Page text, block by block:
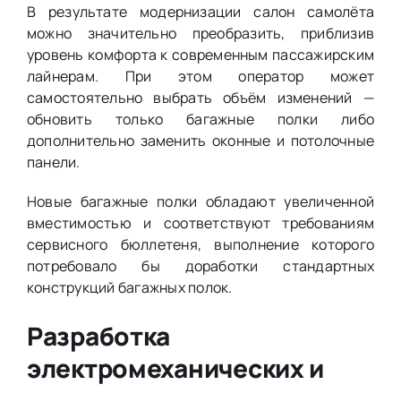
В результате модернизации салон самолёта
можно значительно преобразить, приблизив
уровень комфорта к современным пассажирским
лайнерам. При этом оператор может
самостоятельно выбрать объём изменений —
обновить только багажные полки либо
дополнительно заменить оконные и потолочные
панели.
Новые багажные полки обладают увеличенной
вместимостью и соответствуют требованиям
сервисного бюллетеня, выполнение которого
потребовало бы доработки стандартных
конструкций багажных полок.
Разработка
электромеханических и